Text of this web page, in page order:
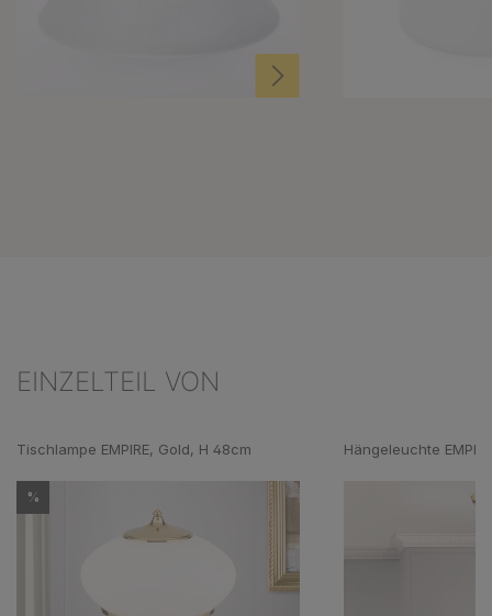
EINZELTEIL VON
Tischlampe EMPIRE, Gold, H 48cm
%
Hängeleuchte